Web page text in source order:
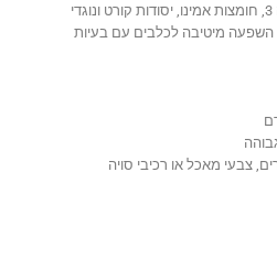
מכיל חומצת שומן אומגה 3, חומצות אמינו, יסודות קורט ונוגדי
השפעה מיטיבה לכלבים עם בעיות
צבעי מאכל או רכיבי סויה